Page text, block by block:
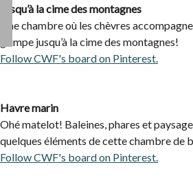
Jusqu’à la cime des montagnes
Une chambre où les chèvres
grimpe jusqu’à la cime des montagnes!
Follow CWF's board on Pinterest.
Havre marin
Ohé matelot! Baleines, phares et
quelques éléments de cette chambre de
Follow CWF's board on Pinterest.